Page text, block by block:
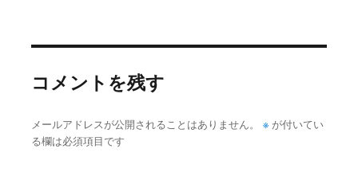
イ
コメントを残す
メールアドレスが公開されることはありません。 ※が付いてい
る欄は必須項目です